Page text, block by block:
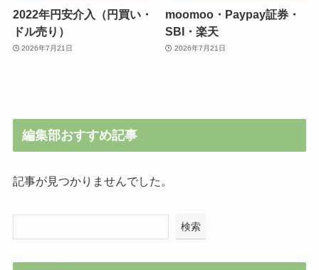
2022年円安介入（円買い・
ドル売り）
2026年7月21日
moomoo・Paypay証券・
SBI・楽天
2026年7月21日
編集部おすすめ記事
記事が見つかりませんでした。
検索